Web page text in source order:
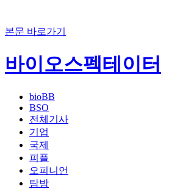
본문 바로가기
바이오스펙테이터
bioBB
BSO
전체기사
기업
국제
피플
오피니언
탐방